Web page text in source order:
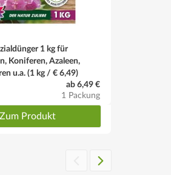
1 kg für
Koniferen, Azaleen,
u.a. (1 kg / € 6,49)
ab 6,49 €
1 Packung
Zum Produkt